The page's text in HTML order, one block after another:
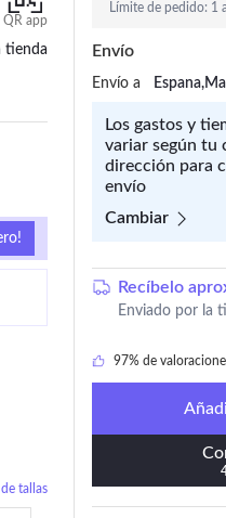
QR app
tienda
tallas
Límite de pedido: 1
Envío
Envío a
Los gastos y
variar según tu
dirección para
envío
Cambiar
Recíbelo
Enviado por la
129 lo añadieron a
97% de
317 añadido en